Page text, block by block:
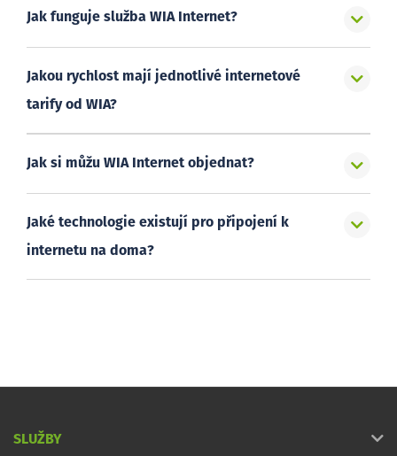
Jak funguje služba WIA Internet?
Jakou rychlost mají jednotlivé internetové
tarify od WIA?
Jak si můžu WIA Internet objednat?
Jaké technologie existují pro připojení k
internetu na doma?
SLUŽBY